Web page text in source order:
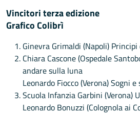
Vincitori terza edizione
Grafico Colibrì
Ginevra Grimaldi (Napoli)
Chiara Cascone (Ospedale
andare sulla luna
Leonardo Fiocco (Verona) Sogni e
Scuola Infanzia Garbini (Verona)
Leonardo Bonuzzi (Colognola ai